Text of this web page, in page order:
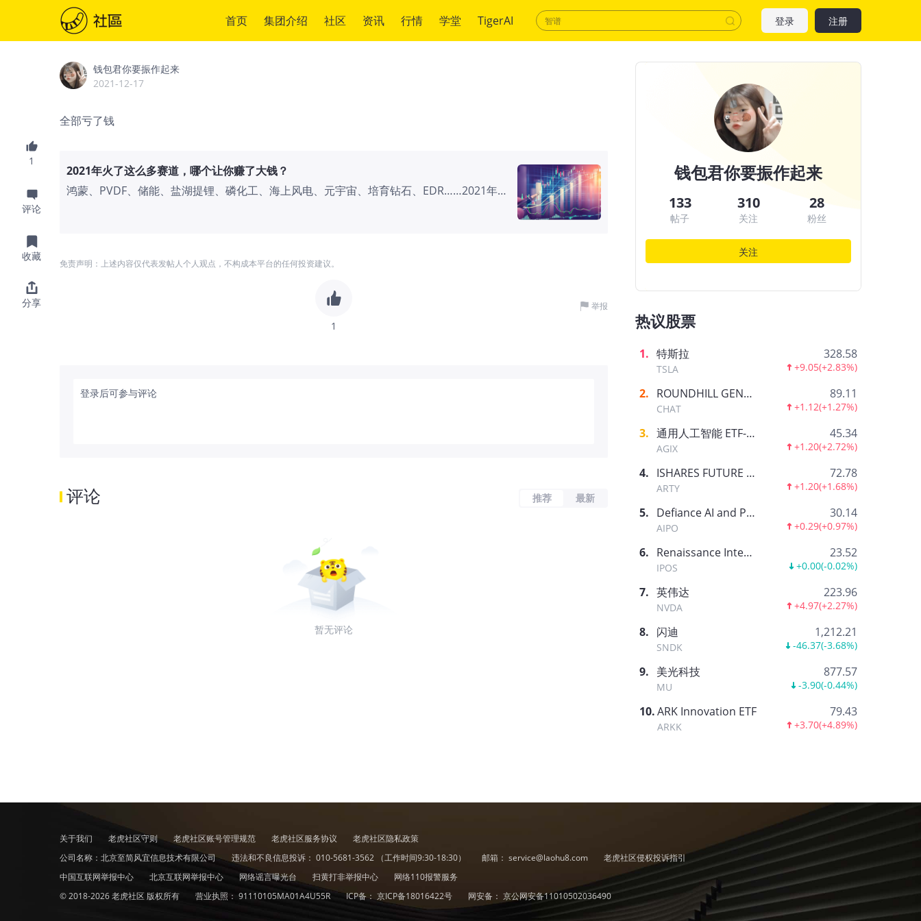
首页 集团介绍 社区 资讯 行情 学堂 TigerAI 登录 注册
1
评论
收藏
分享
钱包君你要振作起来
2021-12-17
全部亏了钱
2021年火了这么多赛道，哪个让你赚了大钱？
鸿蒙、PVDF、储能、盐湖提锂、磷化工、海上风电、元宇宙、培育钻石、EDR……2021年A
免责声明：上述内容仅代表发帖人个人观点，不构成本平台的任何投资建议。
1
举报
登录后可参与评论
评论 推荐 最新
暂无评论
钱包君你要振作起来
133
帖子
310
关注
28
粉丝
关注
热议股票
1. 特斯拉
TSLA
328.58
+9.05(+2.83%)
2. ROUNDHILL GENERATIVE AI & TECHNOLOGY ETF
CHAT
89.11
+1.12(+1.27%)
3. 通用人工智能 ETF-AGIX
AGIX
45.34
+1.20(+2.72%)
4. ISHARES FUTURE AI & TECH ETF
ARTY
72.78
+1.20(+1.68%)
5. Defiance AI and Power Infrastructure ETF
AIPO
30.14
+0.29(+0.97%)
6. Renaissance International IPO ETF
IPOS
23.52
+0.00(-0.02%)
7. 英伟达
NVDA
223.96
+4.97(+2.27%)
8. 闪迪
SNDK
1,212.21
-46.37(-3.68%)
9. 美光科技
MU
877.57
-3.90(-0.44%)
10.ARK Innovation ETF
ARKK
79.43
+3.70(+4.89%)
关于我们 老虎社区守则 老虎社区账号管理规范 老虎社区服务协议
老虎社区隐私政策
公司名称：北京至简风宜信息技术有限公司
违法和不良信息投诉： 010-5681-3562 （工作时间9:30-18:30） 邮箱： service@laohu8.com
老虎社区侵权投诉指引
中国互联网举报中心
北京互联网举报中心 网络谣言曝光台 扫黄打非举报中心
网络110报警服务
© 2018-2026 老虎社区 版权所有
营业执照： 91110105MA01A4U55R ICP备： 京ICP备18016422号 网安备： 京公网安备11010502036490